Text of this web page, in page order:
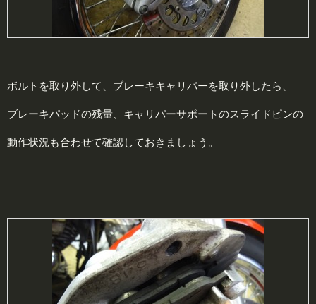
ボルトを取り外して、ブレーキキャリパーを取り外したら、
ブレーキパッドの残量、キャリパーサポートのスライドピンの
動作状況も合わせて確認しておきましょう。